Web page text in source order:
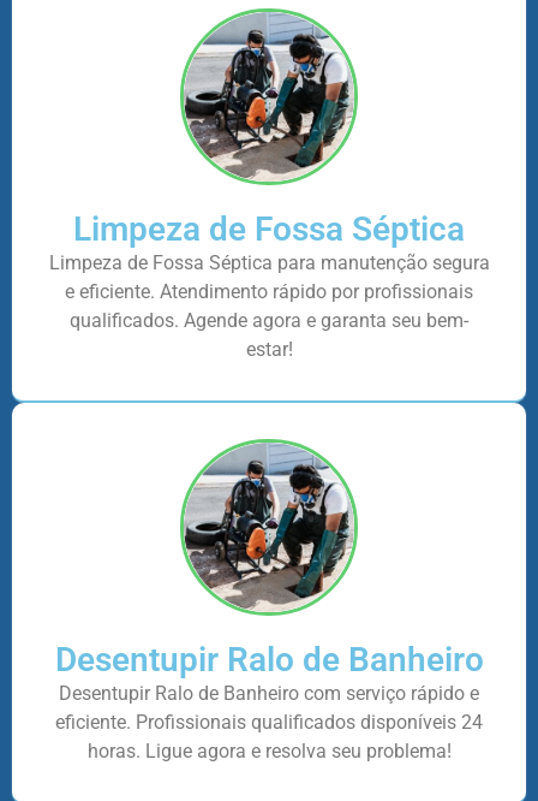
Limpeza de Fossa Séptica
Limpeza de Fossa Séptica para manutenção segura
e eficiente. Atendimento rápido por profissionais
qualificados. Agende agora e garanta seu bem-
estar!
Desentupir Ralo de Banheiro
Desentupir Ralo de Banheiro com serviço rápido e
eficiente. Profissionais qualificados disponíveis 24
horas. Ligue agora e resolva seu problema!